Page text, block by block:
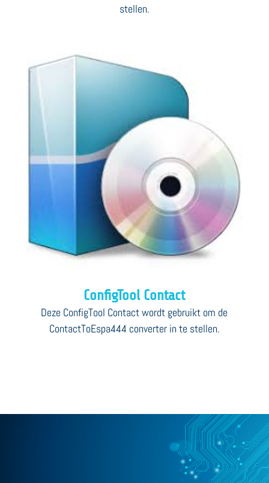
stellen.
ConfigTool Contact
Deze ConfigTool Contact wordt gebruikt om de
ContactToEspa444 converter in te stellen.